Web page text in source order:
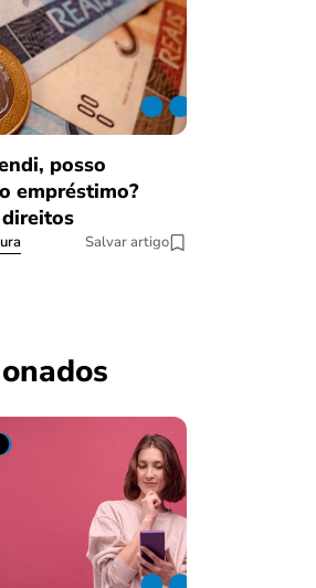
posso
empréstimo?
Salvar artigo